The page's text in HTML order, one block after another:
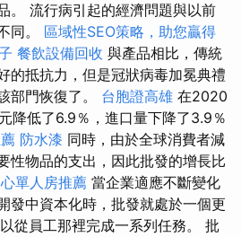
。 流行病引起的經濟問題與以前
同。 區域性SEO策略，助您贏得
餐飲設備回收 與產品相比，傳統
的抵抗力，但是冠狀病毒加冕典禮
部門恢復了。 台胞證高雄 在2020
降低了6.9％，進口量下降了3.9％
防水漆 同時，由於全球消費者減
性物品的支出，因此批發的增長比
單人房推薦 當企業適應不斷變化
發中資本化時，批發就處於一個更
從員工那裡完成一系列任務。 批